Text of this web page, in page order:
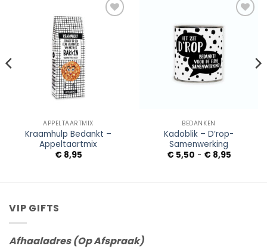
APPELTAARTMIX
Kraamhulp Bedankt –
Appeltaartmix
€8,95
BEDANKEN
Kadoblik – D’rop-
Samenwerking
€5,50 - €8,95
VIP GIFTS
Afhaaladres (Op Afspraak)